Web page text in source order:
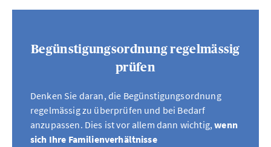
Begünstigungsordnung regelmässig
prüfen
Denken Sie daran, die Begünstigungsordnung
regelmässig zu überprüfen und bei Bedarf
anzupassen. Dies ist vor allem dann wichtig,wenn
sich Ihre Familienverhältnisse